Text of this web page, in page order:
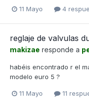
11 Mayo 4
reglaje de valvulas
makizae responde a
habéis encontrado r el
modelo euro 5 ?
11 Mayo 11